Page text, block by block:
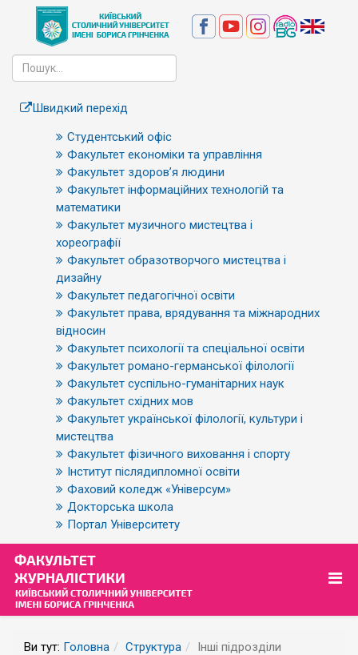
Швидкий перехід
Студентський офіс
Факультет економіки та управління
Факультет здоров’я людини
Факультет інформаційних технологій та
математики
Факультет музичного мистецтва і
хореографії
Факультет образотворчого мистецтва і
дизайну
Факультет педагогічної освіти
Факультет права, врядування та міжнародних
відносин
Факультет психології та спеціальної освіти
Факультет романо-германської філології
Факультет суспільно-гуманітарних наук
Факультет східних мов
Факультет української філології, культури і
мистецтва
Факультет фізичного виховання і спорту
Інститут післядипломної освіти
Фаховий коледж «Універсум»
Докторська школа
Портал Університету
Ви тут: Головна Структура Інші підрозділи